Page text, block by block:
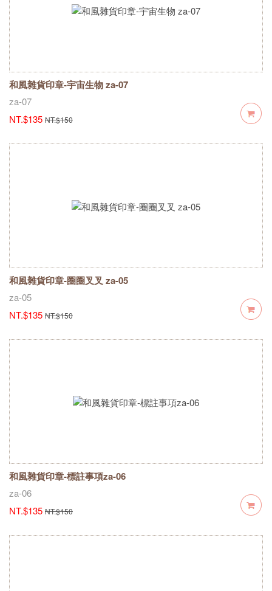
和風雜貨印章-宇宙生物 za-07
za-07
NT.$135 NT.$150
和風雜貨印章-圈圈叉叉 za-05
za-05
NT.$135 NT.$150
和風雜貨印章-標註事項za-06
za-06
NT.$135 NT.$150